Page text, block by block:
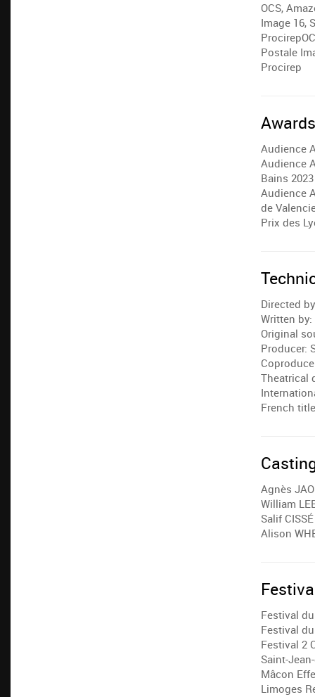
OCS,
Image 16,
Postale
Procirep
Awards
Audience
Audience
Bains 2023
Audience
de
Prix des
Directed
Written
Original
Producer:
Theatrical
French
Agnès
William
Salif CISSÉ
Alison
Festival
Festival
Festival 2
Saint-
Mâcon
Limoges